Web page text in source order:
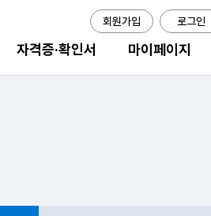
자격증·확인서 마이페이지
회원가입 로그인